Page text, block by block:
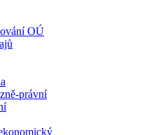
OÚ
právní